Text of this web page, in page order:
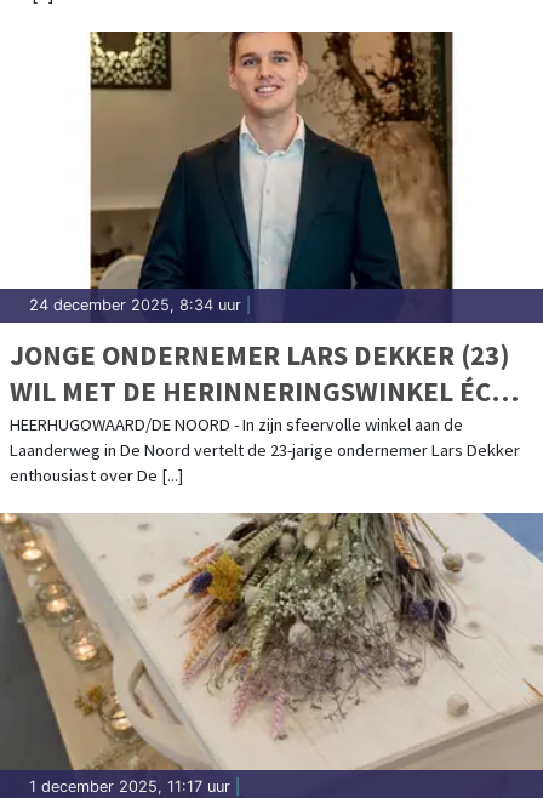
24 december 2025, 8:34 uur
JONGE ONDERNEMER LARS DEKKER (23)
WIL MET DE HERINNERINGSWINKEL ÉCHT
IETS BETEKENEN VOOR MENSEN
HEERHUGOWAARD/DE NOORD - In zijn sfeervolle winkel aan de
Laanderweg in De Noord vertelt de 23-jarige ondernemer Lars Dekker
enthousiast over De [...]
1 december 2025, 11:17 uur